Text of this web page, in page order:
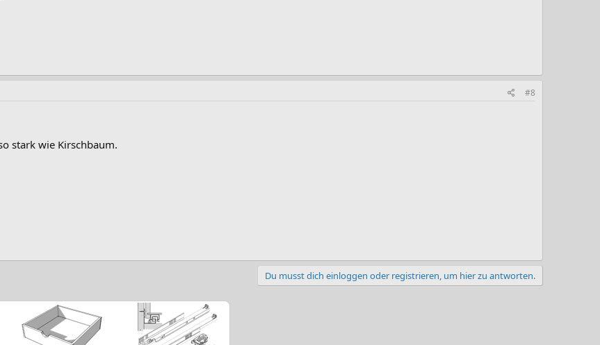
#8
stark wie Kirschbaum.
Du musst dich einloggen oder registrieren, um hier zu antworten.